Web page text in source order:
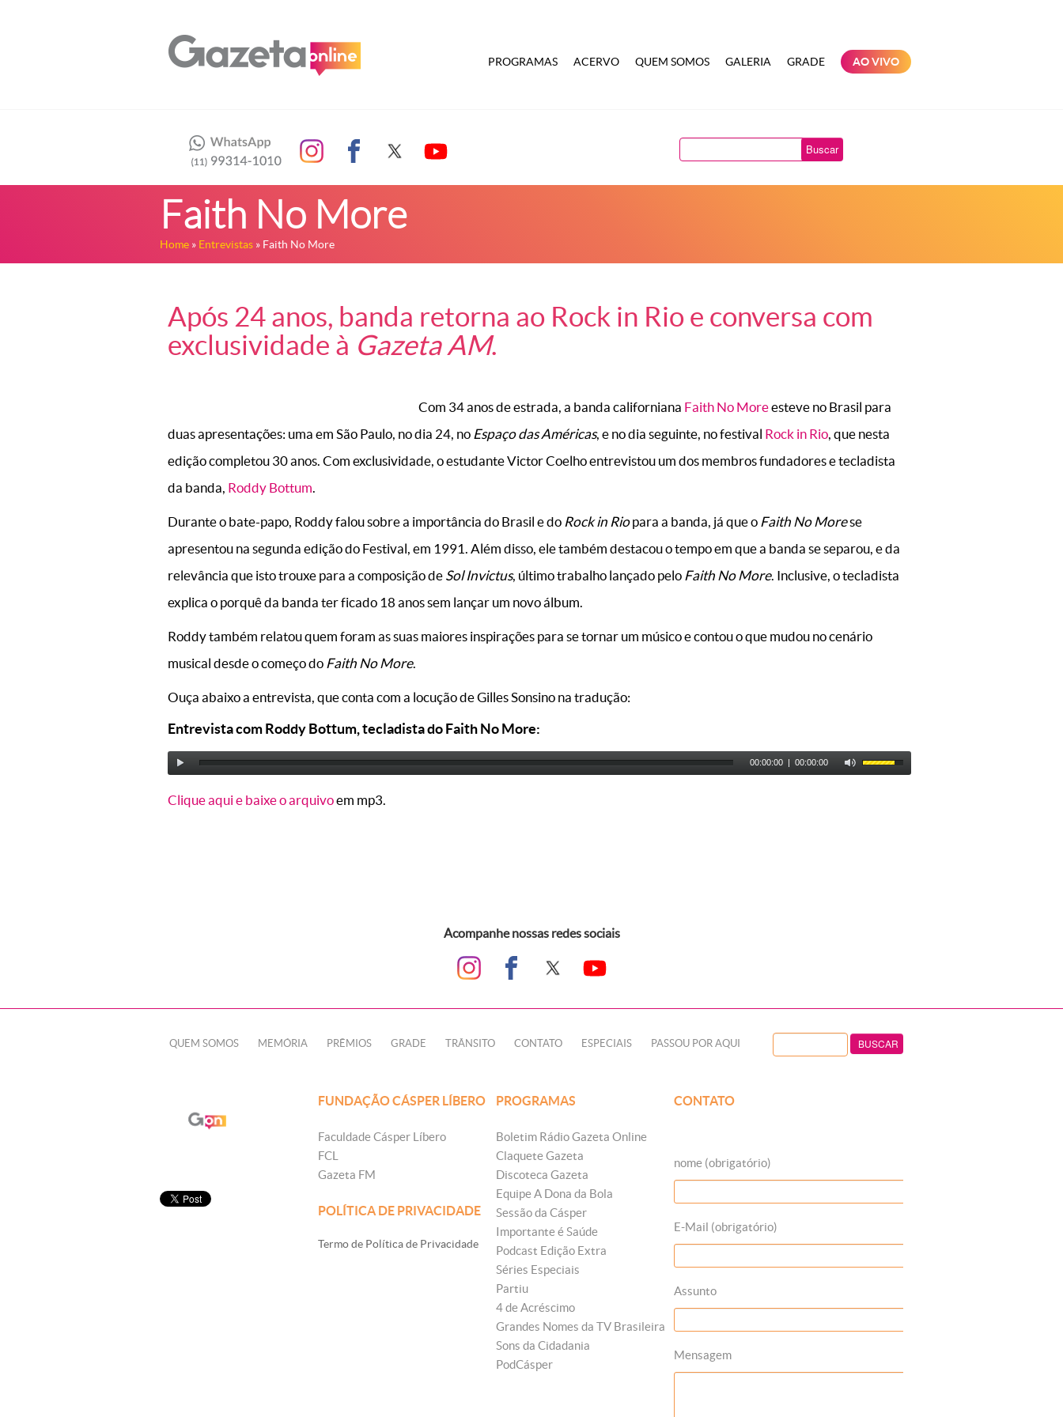
PROGRAMAS ACERVO QUEM SOMOS GALERIA GRADE AO VIVO
Buscar
Faith No More
Home » Entrevistas » Faith No More
Após 24 anos, banda retorna ao Rock in Rio e conversa com
exclusividade à Gazeta AM.
Com 34 anos de estrada, a banda californiana Faith No Moreesteve no Brasil para
duas apresentações: uma em São Paulo, no dia 24, no Espaço das Américas, e no dia seguinte, no festival Rock in Rio, que nesta
edição completou 30 anos. Com exclusividade, o estudante Victor Coelho entrevistou um dos membros fundadores e tecladista
da banda, Roddy Bottum.
Durante o bate-papo, Roddy falou sobre a importância do Brasil e do Rock in Riopara a banda, já que o Faith No Morese
apresentou na segunda edição do Festival, em 1991. Além disso, ele também destacou o tempo em que a banda se separou, e da
relevância que isto trouxe para a composição de Sol Invictus, último trabalho lançado pelo Faith No More. Inclusive, o tecladista
explica o porquê da banda ter ficado 18 anos sem lançar um novo álbum.
Roddy também relatou quem foram as suas maiores inspirações para se tornar um músico e contou o que mudou no cenário
musical desde o começo do Faith No More.
Ouça abaixo a entrevista, que conta com a locução de Gilles Sonsino na tradução:
Entrevista com Roddy Bottum, tecladista do Faith No More:
00:00:00 | 00:00:00
Clique aqui e baixe o arquivoem mp3.
Acompanhe nossas redes sociais
QUEM SOMOS MEMÓRIA PRÊMIOS GRADE TRÂNSITO CONTATO ESPECIAIS PASSOU POR AQUI
FUNDAÇÃO CÁSPER LÍBERO
Faculdade Cásper Líbero
FCL
Gazeta FM
POLÍTICA DE PRIVACIDADE
Termo de Política de Privacidade
PROGRAMAS
Boletim Rádio Gazeta Online
Claquete Gazeta
Discoteca Gazeta
Equipe A Dona da Bola
Sessão da Cásper
Importante é Saúde
Podcast Edição Extra
Séries Especiais
Partiu
4 de Acréscimo
Grandes Nomes da TV Brasileira
Sons da Cidadania
PodCásper
CONTATO
nome (obrigatório)
E-Mail (obrigatório)
Assunto
Mensagem